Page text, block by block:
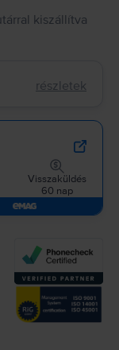
kiszállítva
részletek
Visszaküldés
60 nap